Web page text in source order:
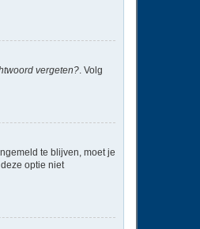
vergeten?. Volg
te blijven, moet je
optie niet